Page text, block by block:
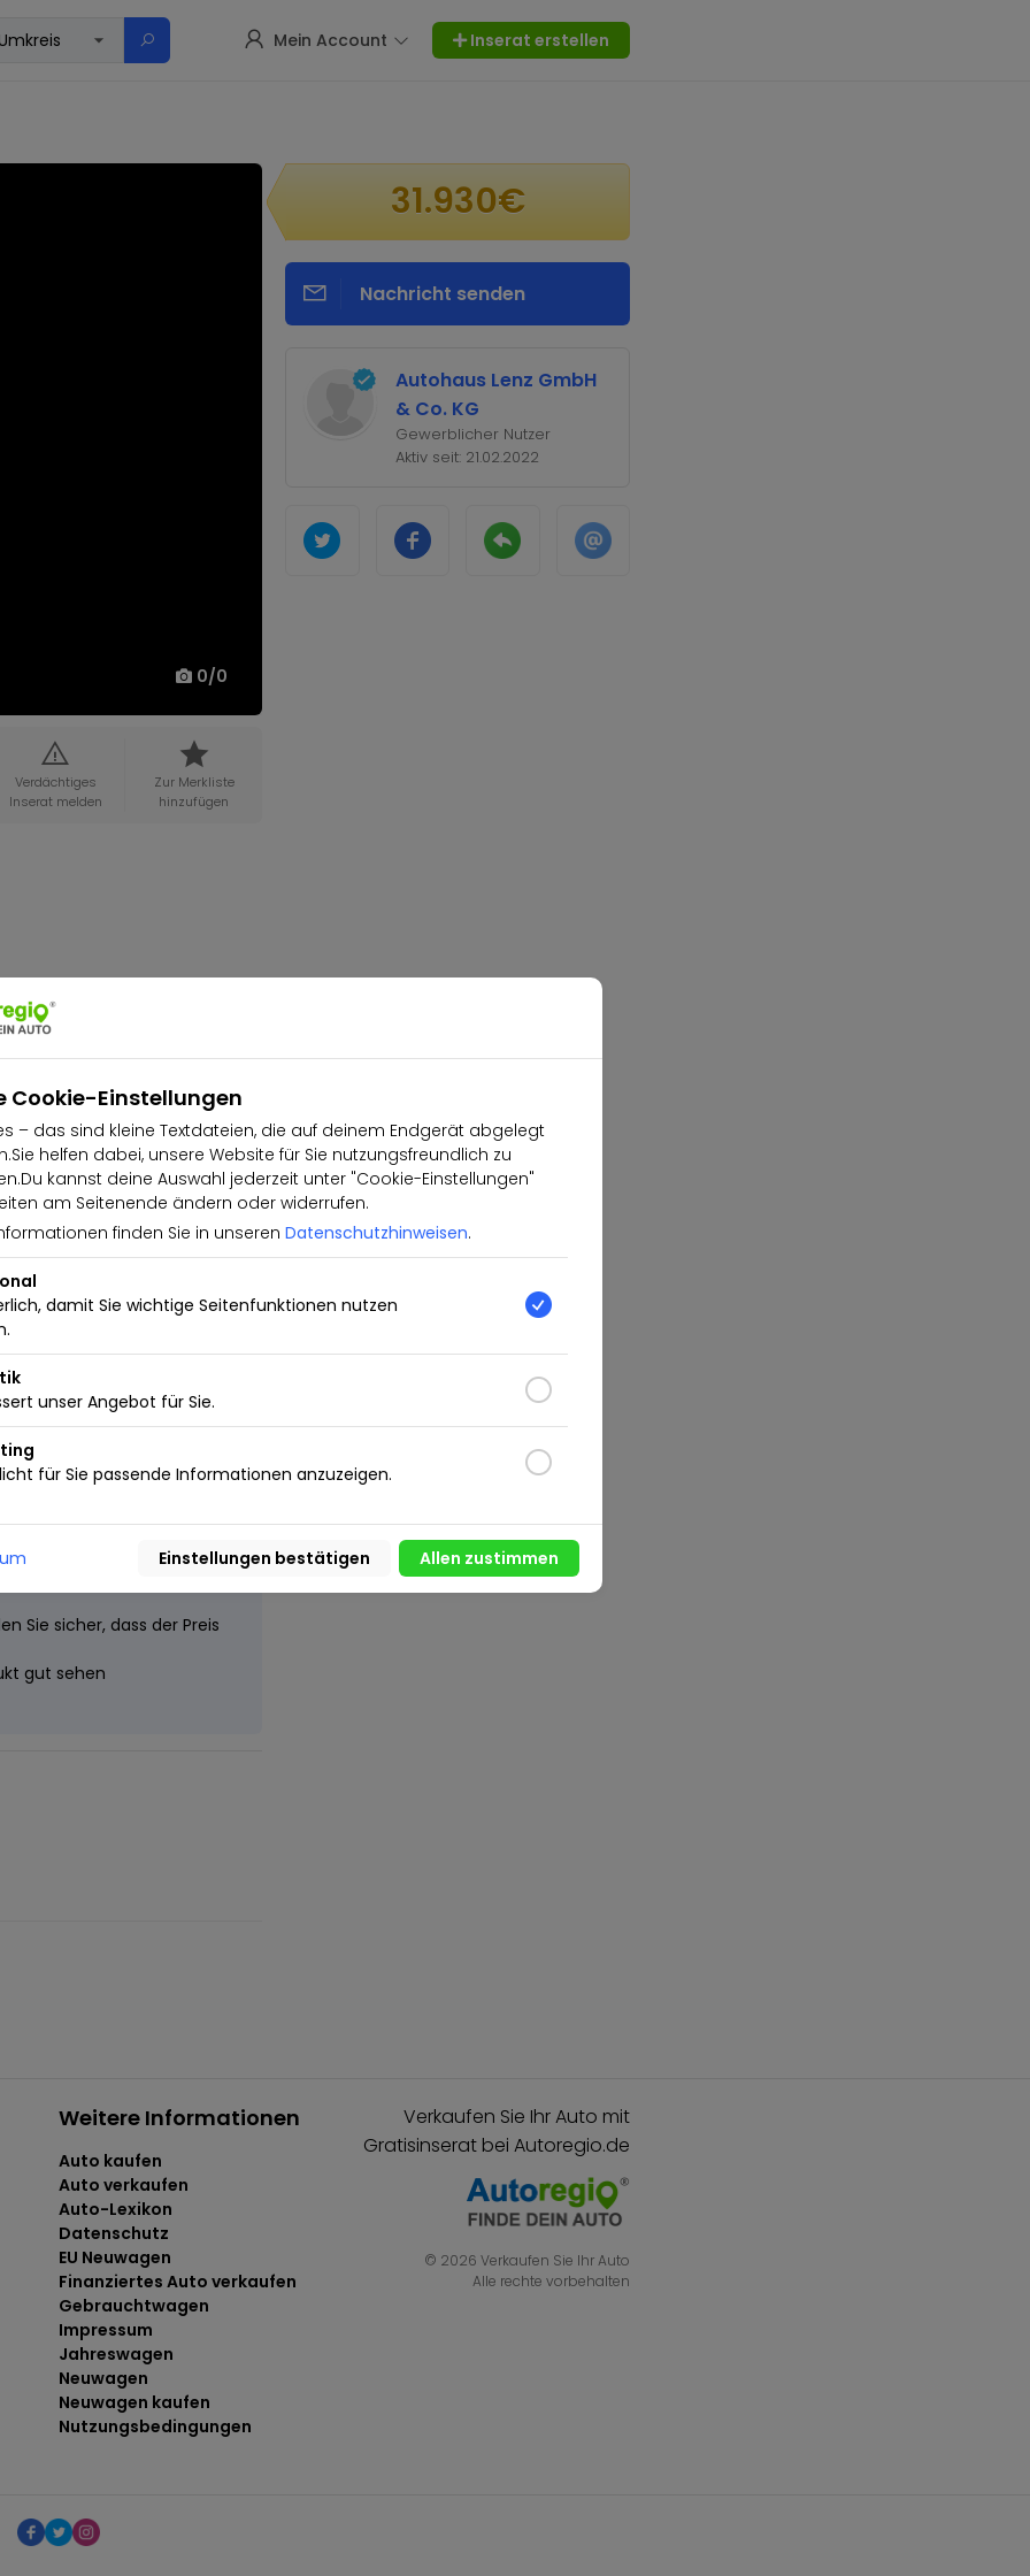
Mein Account Inserat erstellen
Cookie-Einstellungen
– das sind kleine Textdateien, die auf deinem Endgerät abgelegt
helfen dabei, unsere Website für Sie nutzungsfreundlich zu
kannst deine Auswahl jederzeit unter "Cookie-Einstellungen"
am Seitenende ändern oder widerrufen.
finden Sie in unseren Datenschutzhinweisen.
damit Sie wichtige Seitenfunktionen nutzen
unser Angebot für Sie.
für Sie passende Informationen anzuzeigen.
0/0
Verdächtiges
Inserat melden
Zur Merkliste
hinzufügen
der U-Bahn,
Sie sicher, dass der Preis
gut sehen
31.930€
Nachricht senden
Autohaus Lenz GmbH
& Co. KG
Gewerblicher Nutzer
Aktiv seit: 21.02.2022
Weitere Informationen
Auto kaufen
Auto verkaufen
Auto-Lexikon
Datenschutz
EU Neuwagen
Finanziertes Auto verkaufen
Gebrauchtwagen
Impressum
Jahreswagen
Neuwagen
Neuwagen kaufen
Nutzungsbedingungen
Verkaufen Sie Ihr Auto mit
Gratisinserat bei Autoregio.de
© 2026 Verkaufen Sie Ihr Auto
Alle rechte vorbehalten